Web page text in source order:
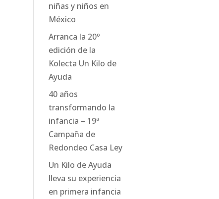
niñas y niños en
México
Arranca la 20º
edición de la
Kolecta Un Kilo de
Ayuda
40 años
transformando la
infancia – 19ª
Campaña de
Redondeo Casa Ley
Un Kilo de Ayuda
lleva su experiencia
en primera infancia